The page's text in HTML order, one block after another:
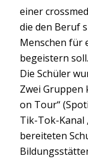
einer
die den Beruf
Menschen für
begeistern soll.
Die Schüler
Zwei Gruppen
on Tour“
Tik-Tok-Kanal
bereiteten